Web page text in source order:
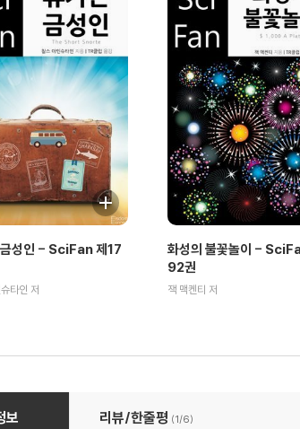
성인 - SciFan 제17
타인 저
화성의 불꽃놀이 -
92권
잭 맥켄티 저
제78권
보 리뷰/한줄평 (1/6)